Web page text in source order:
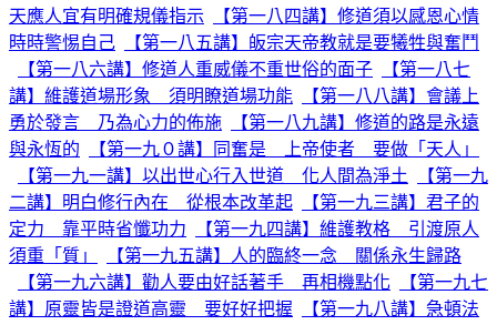
天應人宜有明確規儀指示
【第一八四講】修道須以感恩心情
時時警惕自己
【第一八五講】皈宗天帝教就是要犧牲與奮鬥
【第一八六講】修道人重威儀不重世俗的面子
【第一八七
講】維護道場形象 須明瞭道場功能
【第一八八講】會議上
勇於發言 乃為心力的佈施
【第一八九講】修道的路是永遠
與永恆的
【第一九０講】同奮是 上帝使者 要做「天人」
【第一九一講】以出世心行入世道 化人間為淨土
【第一九
二講】明白修行內在 從根本改革起
【第一九三講】君子的
定力 靠平時省懺功力
【第一九四講】維護教格 引渡原人
須重「質」
【第一九五講】人的臨終一念 關係永生歸路
【第一九六講】勸人要由好話著手 再相機點化
【第一九七
講】原靈皆是證道高靈 要好好把握
【第一九八講】急頓法